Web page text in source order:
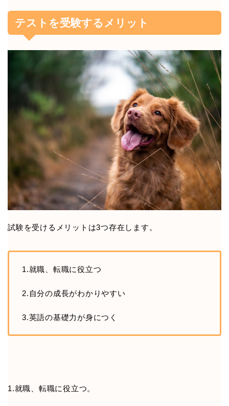
テストを受験するメリット
試験を受けるメリットは3つ存在します。
1.就職、転職に役立つ
2.自分の成長がわかりやすい
3.英語の基礎力が身につく
1.就職、転職に役立つ。